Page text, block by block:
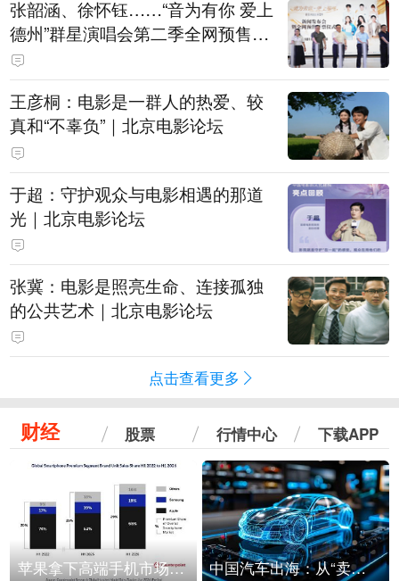
张韶涵、徐怀钰……“音为有你 爱上
德州”群星演唱会第二季全网预售开
票
王彦桐：电影是一群人的热爱、较
真和“不辜负”｜北京电影论坛
于超：守护观众与电影相遇的那道
光｜北京电影论坛
张冀：电影是照亮生命、连接孤独
的公共艺术｜北京电影论坛
点击查看更多
财经 股票 行情中心 下载APP
苹果拿下高端手机市场65%的份额：iPhone 17系列功不可没 中国汽车出海：从“卖出去”到“走进去”